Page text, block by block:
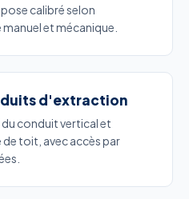
calibré selon
et mécanique.
d'extraction
conduit vertical et
toit, avec accès par